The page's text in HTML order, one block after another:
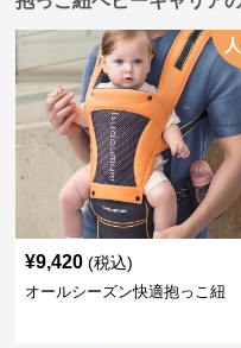
¥9,420 (税込)
オールシーズン快適抱っこ紐